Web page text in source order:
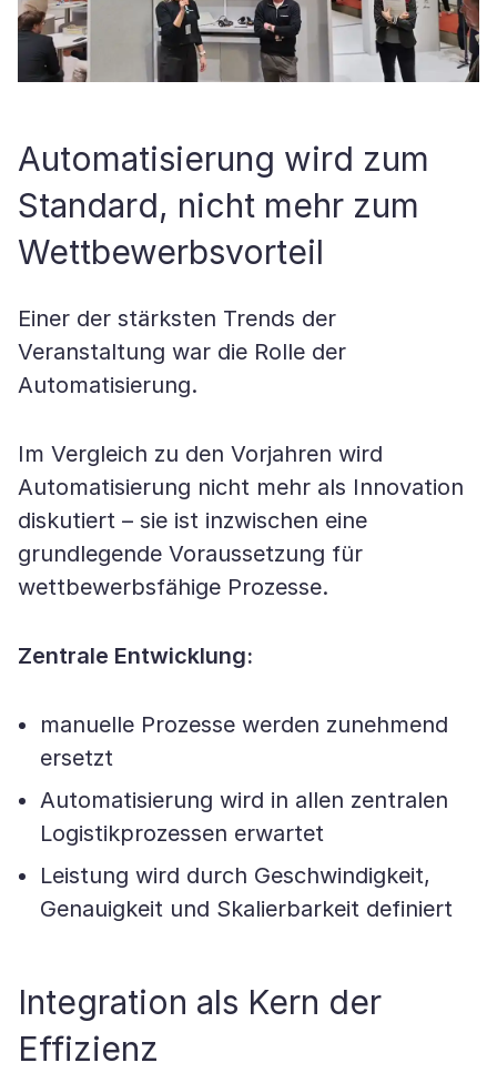
Automatisierung wird zum
Standard, nicht mehr zum
Wettbewerbsvorteil
Einer der stärksten Trends der
Veranstaltung war die Rolle der
Automatisierung.
Im Vergleich zu den Vorjahren wird
Automatisierung nicht mehr als Innovation
diskutiert – sie ist inzwischen eine
grundlegende Voraussetzung für
wettbewerbsfähige Prozesse.
Zentrale Entwicklung:
manuelle Prozesse werden zunehmend
ersetzt
Automatisierung wird in allen zentralen
Logistikprozessen erwartet
Leistung wird durch Geschwindigkeit,
Genauigkeit und Skalierbarkeit definiert
Integration als Kern der
Effizienz